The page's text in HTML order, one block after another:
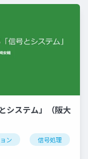
システム」（阪大
ン 信号処理